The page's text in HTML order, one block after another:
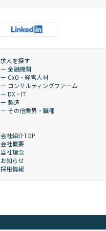
求人を探す
ー 金融機関
ー CxO・経営人材
ー コンサルティングファーム
ー DX・IT
ー 製造
ー その他業界・職種
会社紹介TOP
会社概要
当社理念
お知らせ
採用情報